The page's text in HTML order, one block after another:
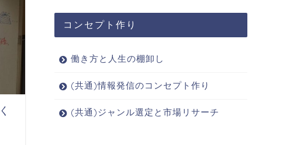
コンセプト作り
働き方と人生の棚卸し
(共通)情報発信のコンセプト作り
(共通)ジャンル選定と市場リサーチ